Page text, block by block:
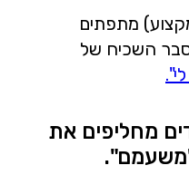
מתפתים
השכיח של
מחליפים את